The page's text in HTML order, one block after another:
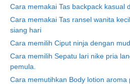
Cara memakai Tas backpack kasual
Cara memakai Tas ransel wanita
siang hari
Cara memilih Ciput ninja dengan
Cara memilih Sepatu lari nike pria
pemula.
Cara memutihkan Body lotion aroma